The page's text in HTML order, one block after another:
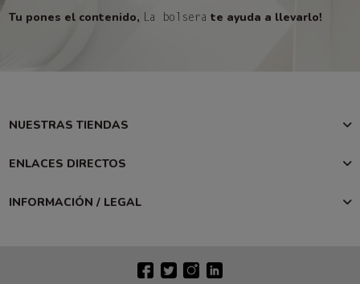
Tu pones el contenido, La bolsera te ayuda a llevarlo!
NUESTRAS TIENDAS
ENLACES DIRECTOS
INFORMACIÓN / LEGAL